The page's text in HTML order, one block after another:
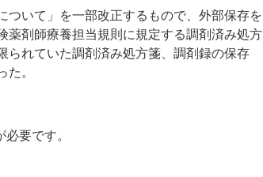
いて」を一部改正するもので、外部保存を
薬剤師療養担当規則に規定する調剤済み処方
られていた調剤済み処方箋、調剤録の保存
た。
要です。